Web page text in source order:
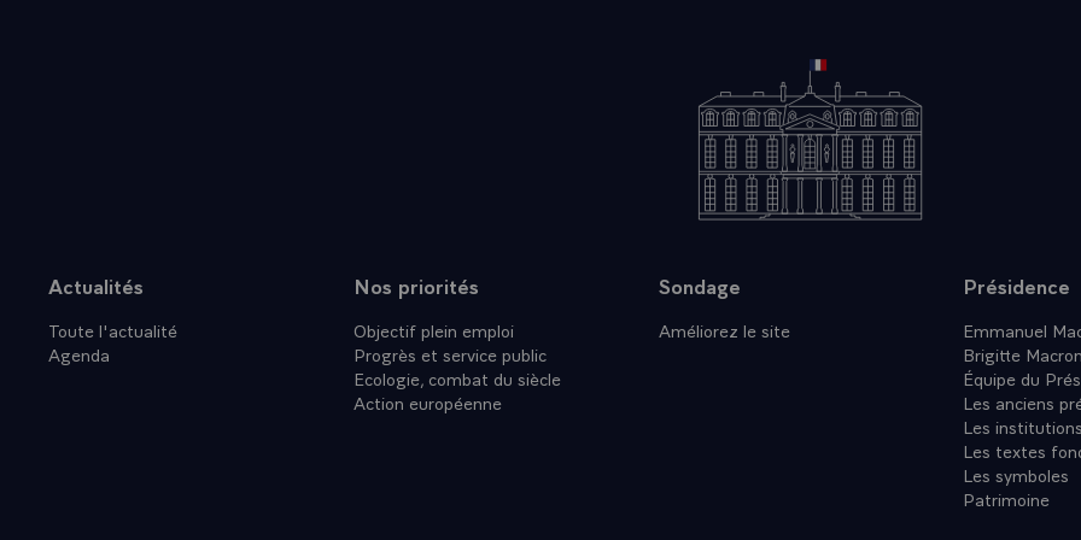
Plan du site
Actualités
Toute l'actualité
Agenda
Nos priorités
Objectif plein emploi
Progrès et service public
Ecologie, combat du siècle
Action européenne
Sondage
Améliorez le site
Présidence
Emmanuel
Brigitte Macron
Équipe du
Les anciens
Les institutions
Les textes
Les symboles
Patrimoine